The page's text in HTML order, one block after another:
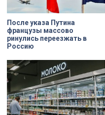
После указа Путина
французы массово
ринулись переезжать в
Россию